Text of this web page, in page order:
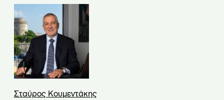
Σταύρος Κουμεντάκης